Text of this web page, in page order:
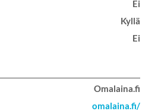
Ei
Kyllä
Ei
Omalaina.fi
omalaina.fi/